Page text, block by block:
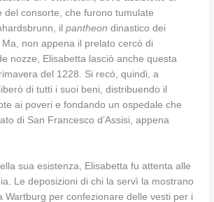
del consorte, che furono tumulate
ilpantheon dinastico dei
non appena il prelato cercò di
nozze, Elisabetta lasciò anche questa
del 1228. Si recò, quindi, a
di tutti i suoi beni, distribuendo il
ai poveri e fondando un ospedale che
di San Francesco d’Assisi, appena
sua esistenza, Elisabetta fu attenta alle
Le deposizioni di chi la servì la mostrano
Wartburg per confezionare delle vesti per i